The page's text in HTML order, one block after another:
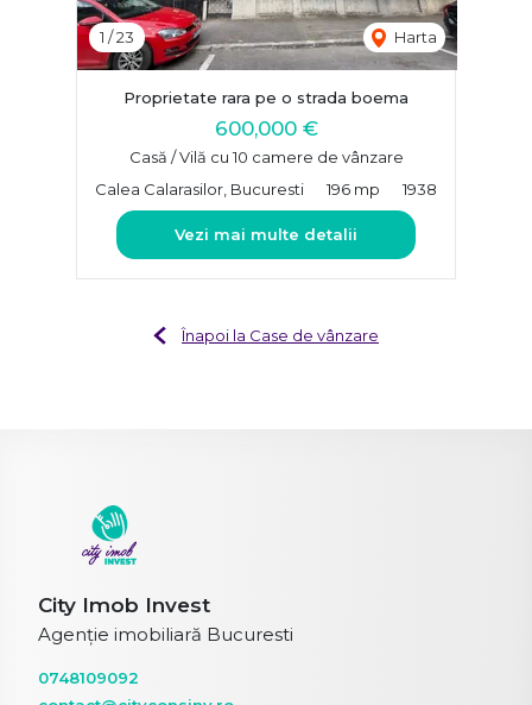
1 /23 Harta
Proprietate rara pe o strada boema
600,000 €
Casă / Vilă cu 10 camere de vânzare
Calea Calarasilor, Bucuresti
196 mp 1938
Vezi mai multe detalii
Înapoi la Case de vânzare
City Imob Invest
Agenție imobiliară Bucuresti
0748109092